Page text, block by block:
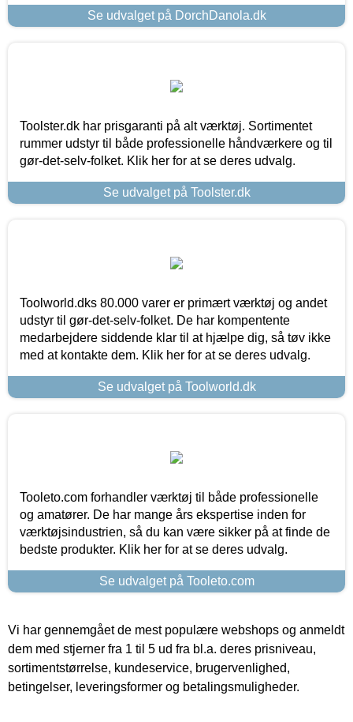
Se udvalget på DorchDanola.dk
Toolster.dk har prisgaranti på alt værktøj. Sortimentet
rummer udstyr til både professionelle håndværkere og til
gør-det-selv-folket. Klik her for at se deres udvalg.
Se udvalget på Toolster.dk
Toolworld.dks 80.000 varer er primært værktøj og andet
udstyr til gør-det-selv-folket. De har kompentente
medarbejdere siddende klar til at hjælpe dig, så tøv ikke
med at kontakte dem. Klik her for at se deres udvalg.
Se udvalget på Toolworld.dk
Tooleto.com forhandler værktøj til både professionelle
og amatører. De har mange års ekspertise inden for
værktøjsindustrien, så du kan være sikker på at finde de
bedste produkter. Klik her for at se deres udvalg.
Se udvalget på Tooleto.com
Vi har gennemgået de mest populære webshops og anmeldt
dem med stjerner fra 1 til 5 ud fra bl.a. deres prisniveau,
sortimentstørrelse, kundeservice, brugervenlighed,
betingelser, leveringsformer og betalingsmuligheder.